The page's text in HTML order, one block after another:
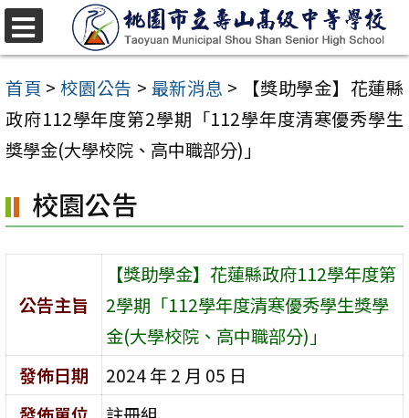
跳
至
主
要
內
區
首頁 > 校園公告 > 最新消息 >
【獎助學金】花蓮縣
政府112學年度第2學期「112學年度清寒優秀學生
獎學金(大學校院、高中職部分)」
校園公告
公告主旨
【獎助學金】花蓮縣政府112學年度第
2學期「112學年度清寒優秀學生獎學
金(大學校院、高中職部分)」
發佈日期
2024 年 2 月 05 日
選
單